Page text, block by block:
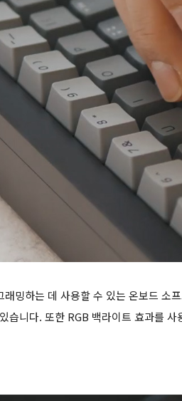
밍하는 데 사용할 수 있는 온보드 소
습니다. 또한 RGB 백라이트 효과를 사